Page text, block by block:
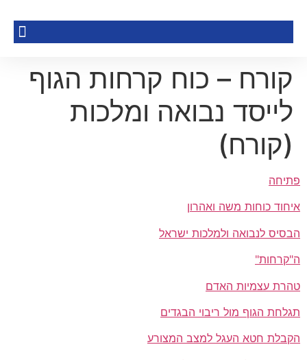
קורח – כוח קרחות הגוף
לייסד נבואה ומלכות
(קורח)
פתיחה
איחוד כוחות משה ואהרון
הבסיס לנבואה ולמלכות ישראל
ה"קרחות"
טהרת עצמיות האדם
תגלחת הגוף מול ריבוי הבגדים
הקבלת חטא העגל למצב המצורע